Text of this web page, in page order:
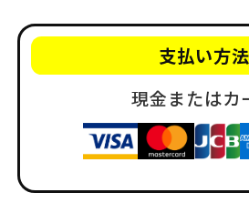
支払い方法
現金またはカ